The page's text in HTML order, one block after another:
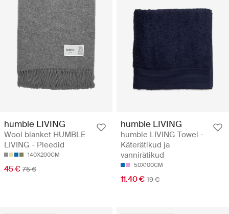
humble LIVING
Wool blanket HUMBLE
LIVING - Pleedid
140X200CM
45 € 75 €
humble LIVING
humble LIVING Towel -
Käterätikud ja
vannirätikud
50X100CM
11.40 € 19 €